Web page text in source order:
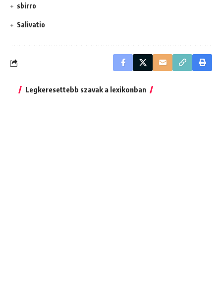
sbirro
Salivatio
Legkeresettebb szavak a lexikonban